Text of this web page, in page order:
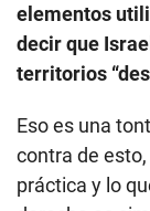
elementos
decir que
territorios
Eso es una
contra de
práctica y lo